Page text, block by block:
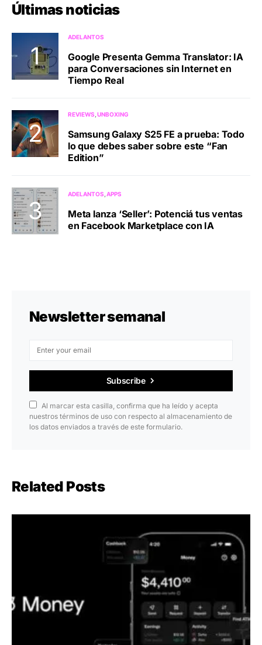
Últimas noticias
ADELANTOS
Google Presenta Gemma Translator: IA
para Conversaciones sin Internet en
Tiempo Real
REVIEWS UNBOXING
Samsung Galaxy S25 FE a prueba: Todo
lo que debes saber sobre este “Fan
Edition”
ADELANTOS APPS
Meta lanza ‘Seller’: Potenciá tus ventas
en Facebook Marketplace con IA
Newsletter semanal
Subscribe
Al marcar esta casilla, confirma que ha leído y acepta
nuestros términos de uso con respecto al almacenamiento de
los datos enviados a través de este formulario.
Related Posts